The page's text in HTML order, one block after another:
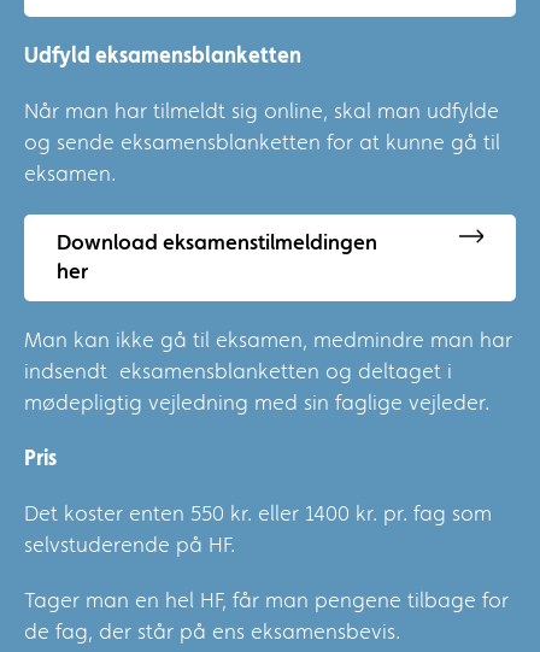
Udfyld eksamensblanketten
Når man har tilmeldt sig online, skal man udfylde
og sende eksamensblanketten for at kunne gå til
eksamen.
Download eksamenstilmeldingen
her
Man kan ikke gå til eksamen, medmindre man har
indsendt eksamensblanketten og deltaget i
mødepligtig vejledning med sin faglige vejleder.
Pris
Det koster enten 550 kr. eller 1400 kr. pr. fag som
selvstuderende på HF.
Tager man en hel HF, får man pengene tilbage for
de fag, der står på ens eksamensbevis.